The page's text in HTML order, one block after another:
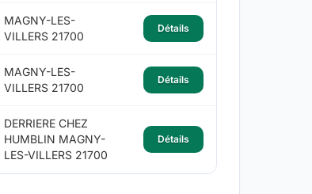
MAGNY-LES-
VILLERS 21700
Détails
MAGNY-LES-
VILLERS 21700
Détails
DERRIERE CHEZ
HUMBLIN MAGNY-
LES-VILLERS 21700
Détails